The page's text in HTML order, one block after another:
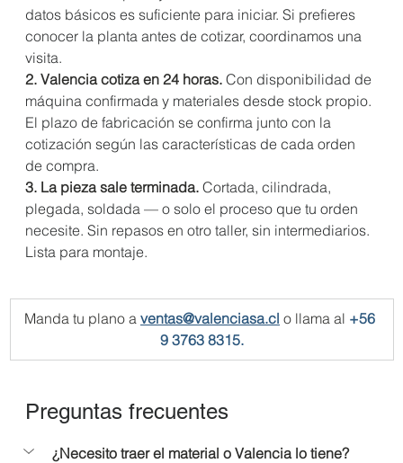
datos básicos es suficiente para iniciar. Si prefieres
conocer la planta antes de cotizar, coordinamos una
visita.
2. Valencia cotiza en 24 horas. Con disponibilidad de
máquina confirmada y materiales desde stock propio.
El plazo de fabricación se confirma junto con la
cotización según las características de cada orden
de compra.
3. La pieza sale terminada. Cortada, cilindrada,
plegada, soldada — o solo el proceso que tu orden
necesite. Sin repasos en otro taller, sin intermediarios.
Lista para montaje.
Manda tu plano a ventas@valenciasa.cl o llama al +56
9 3763 8315.
Preguntas frecuentes
¿Necesito traer el material o Valencia lo tiene?